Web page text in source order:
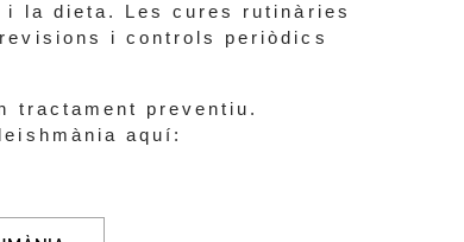
i la dieta. Les cures rutinàries
i controls periòdics
tractament preventiu.
aquí: